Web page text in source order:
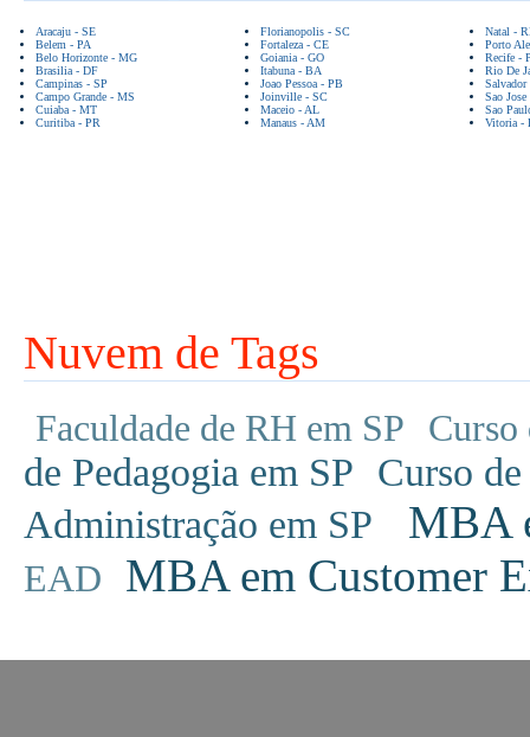
Aracaju - SE
Belem - PA
Belo Horizonte - MG
Brasilia - DF
Campinas - SP
Campo Grande - MS
Cuiaba - MT
Curitiba - PR
Florianopolis - SC
Fortaleza - CE
Goiania - GO
Itabuna - BA
Joao Pessoa - PB
Joinville - SC
Maceio - AL
Manaus - AM
Natal -
Porto
Recife -
Rio De
Sao
Sao
Vitoria -
Nuvem de Tags
Faculdade de RH em SP Curso
de Pedagogia em SP Curso
Administração em SP
MBA
EAD MBA em Customer